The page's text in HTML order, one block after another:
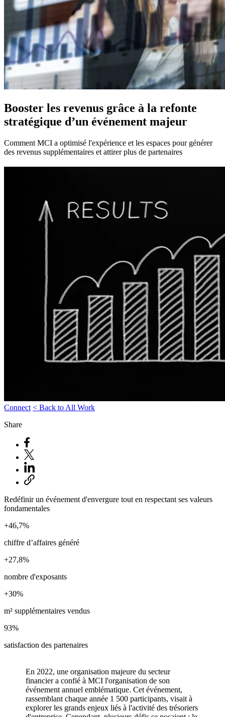
Booster les revenus grâce à la refonte
stratégique d’un événement majeur
Comment MCI a optimisé l'expérience et les espaces pour générer
des revenus supplémentaires et attirer plus de partenaires
Connect < Back to All Work
Share
Redéfinir un événement d'envergure tout en respectant ses valeurs
fondamentales
+46,7%
chiffre d’affaires généré
+27,8%
nombre d'exposants
+30%
m² supplémentaires vendus
93%
satisfaction des partenaires
En 2022, une organisation majeure du secteur
financier a confié à MCI l'organisation de son
événement annuel emblématique. Cet événement,
rassemblant chaque année 1 500 participants, visait à
explorer les grands enjeux liés à l'activité des trésoriers